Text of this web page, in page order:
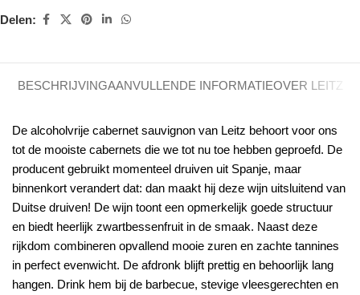
Delen:
BESCHRIJVINGAANVULLENDE INFORMATIEOVER LEITZ
De alcoholvrije cabernet sauvignon van Leitz behoort voor ons
tot de mooiste cabernets die we tot nu toe hebben geproefd. De
producent gebruikt momenteel druiven uit Spanje, maar
binnenkort verandert dat: dan maakt hij deze wijn uitsluitend van
Duitse druiven! De wijn toont een opmerkelijk goede structuur
en biedt heerlijk zwartbessenfruit in de smaak. Naast deze
rijkdom combineren opvallend mooie zuren en zachte tannines
in perfect evenwicht. De afdronk blijft prettig en behoorlijk lang
hangen. Drink hem bij de barbecue, stevige vleesgerechten en